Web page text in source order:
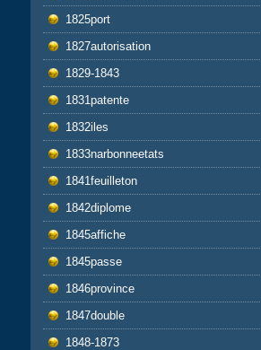
1825port
1827autorisation
1829-1843
1831patente
1832iles
1833narbonneetats
1841feuilleton
1842diplome
1845affiche
1845passe
1846province
1847double
1848-1873